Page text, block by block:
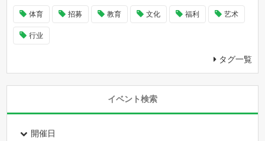
体育 招募 教育 文化 福利 艺术
行业
タグ一覧
イベント検索
開催日